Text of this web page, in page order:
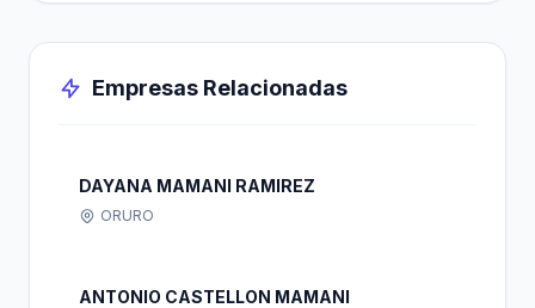
Empresas Relacionadas
DAYANA MAMANI RAMIREZ
ORURO
ANTONIO CASTELLON MAMANI